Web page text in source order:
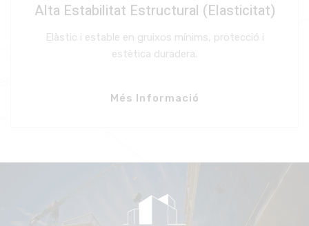
Alta Estabilitat Estructural (Elasticitat)
Elàstic i estable en gruixos mínims, protecció i
estètica duradera.
Més Informació